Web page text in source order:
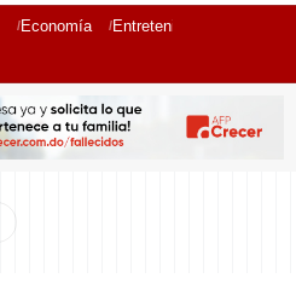
Economía Entretenimiento